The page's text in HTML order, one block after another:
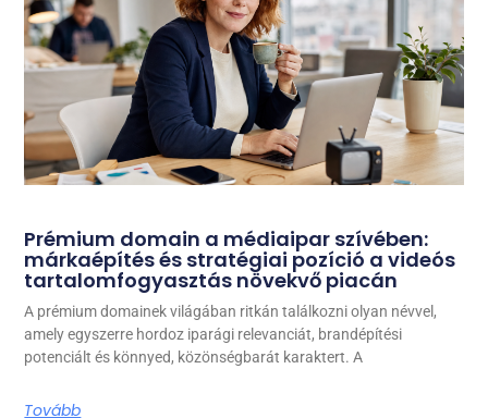
Prémium domain a médiaipar szívében:
márkaépítés és stratégiai pozíció a videós
tartalomfogyasztás növekvő piacán
A prémium domainek világában ritkán találkozni olyan névvel,
amely egyszerre hordoz iparági relevanciát, brandépítési
potenciált és könnyed, közönségbarát karaktert. A
Tovább